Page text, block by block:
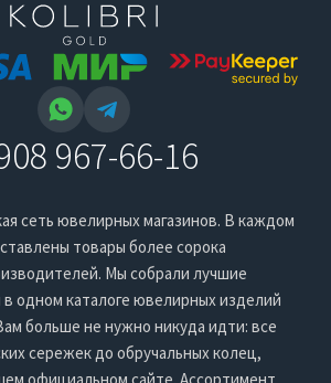
967-66-16
сеть ювелирных магазинов. В каждом
товары более сорока
Мы собрали лучшие
одном каталоге ювелирных изделий
больше не нужно никуда идти: все
сережек до обручальных колец,